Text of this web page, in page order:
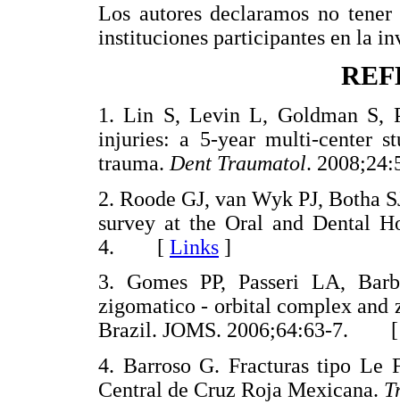
Los autores declaramos no
instituciones participantes en la
1. Lin S, Levin L, Goldman S,
injuries: a 5-year multi-center
trauma. Dent Traumatol.
2. Roode GJ, van Wyk PJ, Botha
survey at the Oral and Dental
4. [ Links ]
3. Gomes PP, Passeri LA,
zigomatico - orbital complex and
Brazil. JOMS. 2006;64:63-7.
4. Barroso G. Fracturas tipo Le
Central de Cruz Roja Mexicana.